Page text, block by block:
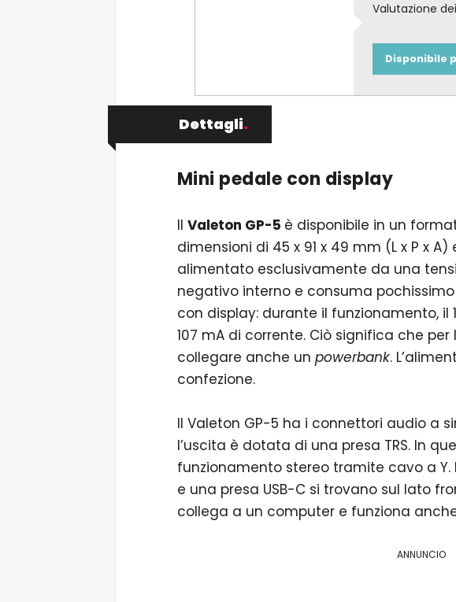
Valutazione
Disponibile
Dettagli.
Mini pedale con display
Il Valeton GP-5 è disponibile in un
dimensioni di 45 x 91 x 49 mm (L x P x
alimentato esclusivamente da una
negativo interno e consuma
con display: durante il funzionamento, il
107 mA di corrente. Ciò significa che per
collegare anche un powerbank.
confezione.
Il Valeton GP-5 ha i connettori audio a
l’uscita è dotata di una presa TRS. In
funzionamento stereo tramite cavo a
e una presa USB-C si trovano sul lato
collega a un computer e funziona
ANNUNCIO